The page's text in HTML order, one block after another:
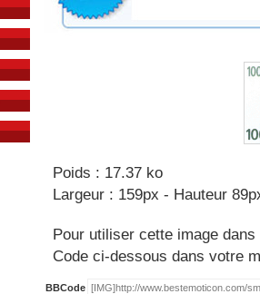
Poids : 17.37 ko
Largeur : 159px - Hauteur
Pour utiliser cette image
Code ci-dessous dans votre
BBCode